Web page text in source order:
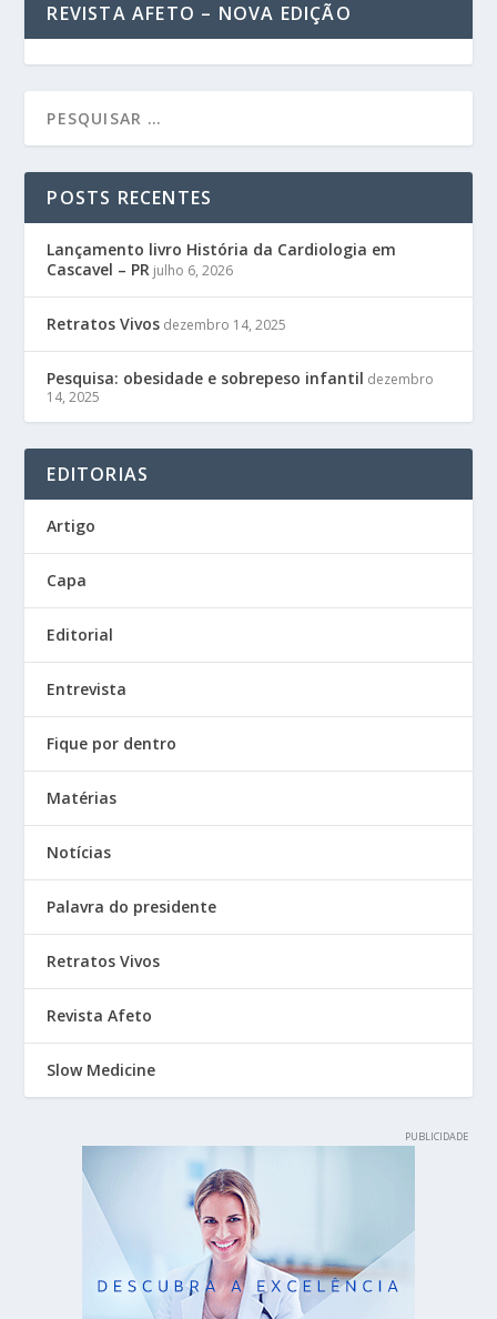
REVISTA AFETO – NOVA EDIÇÃO
POSTS RECENTES
Lançamento livro História da Cardiologia em
Cascavel – PR julho 6, 2026
Retratos Vivos dezembro 14, 2025
Pesquisa: obesidade e sobrepeso infantil dezembro
14, 2025
EDITORIAS
Artigo
Capa
Editorial
Entrevista
Fique por dentro
Matérias
Notícias
Palavra do presidente
Retratos Vivos
Revista Afeto
Slow Medicine